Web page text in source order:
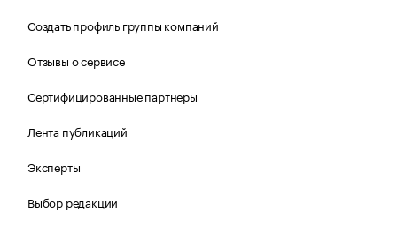
Создать профиль группы компаний
Отзывы о сервисе
Сертифицированные партнеры
Лента публикаций
Эксперты
Выбор редакции